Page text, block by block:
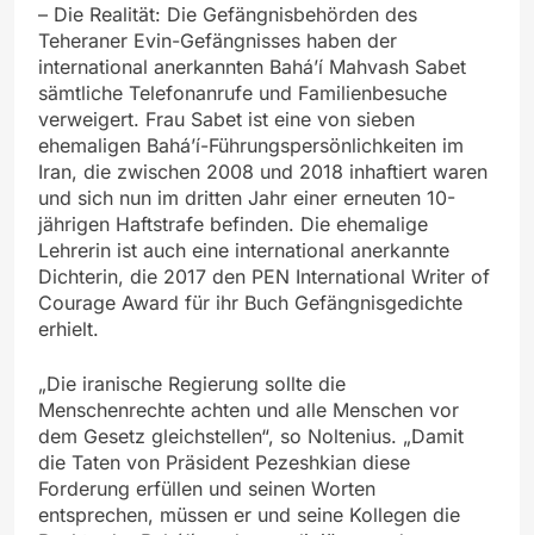
– Die Realität: Die Gefängnisbehörden des
Teheraner Evin-Gefängnisses haben der
international anerkannten Bahá’í Mahvash Sabet
sämtliche Telefonanrufe und Familienbesuche
verweigert. Frau Sabet ist eine von sieben
ehemaligen Bahá’í-Führungspersönlichkeiten im
Iran, die zwischen 2008 und 2018 inhaftiert waren
und sich nun im dritten Jahr einer erneuten 10-
jährigen Haftstrafe befinden. Die ehemalige
Lehrerin ist auch eine international anerkannte
Dichterin, die 2017 den PEN International Writer of
Courage Award für ihr Buch Gefängnisgedichte
erhielt.
„Die iranische Regierung sollte die
Menschenrechte achten und alle Menschen vor
dem Gesetz gleichstellen“, so Noltenius. „Damit
die Taten von Präsident Pezeshkian diese
Forderung erfüllen und seinen Worten
entsprechen, müssen er und seine Kollegen die